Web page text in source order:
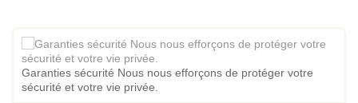
Garanties sécurité Nous nous efforçons de protéger votre
sécurité et votre vie privée.